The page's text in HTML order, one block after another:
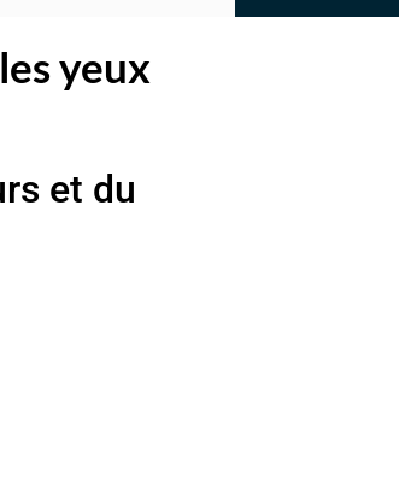
yeux
et du